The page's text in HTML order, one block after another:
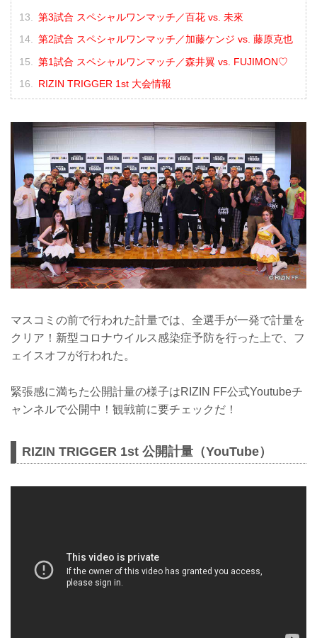
第3試合 スペシャルワンマッチ／百花 vs. 未來
第2試合 スペシャルワンマッチ／加藤ケンジ vs. 藤原克也
第1試合 スペシャルワンマッチ／森井翼 vs. FUJIMON♡
RIZIN TRIGGER 1st 大会情報
マスコミの前で行われた計量では、全選手が一発で計量を
クリア！新型コロナウイルス感染症予防を行った上で、フ
ェイスオフが行われた。
緊張感に満ちた公開計量の様子はRIZIN FF公式Youtubeチ
ャンネルで公開中！観戦前に要チェックだ！
RIZIN TRIGGER 1st 公開計量（YouTube）